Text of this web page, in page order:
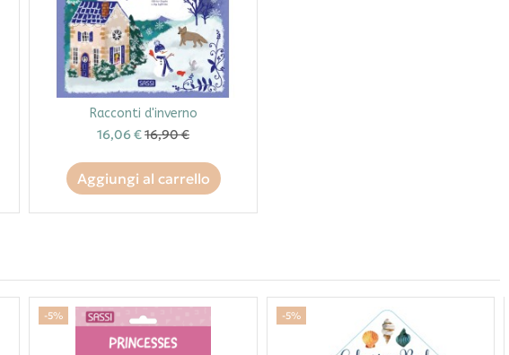
Racconti d'inverno
16,06 €16,90 €
Aggiungi al carrello
-5% -5%